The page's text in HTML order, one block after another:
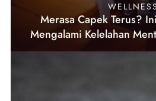
Merasa Capek Terus?
Mengalami Kelelahan